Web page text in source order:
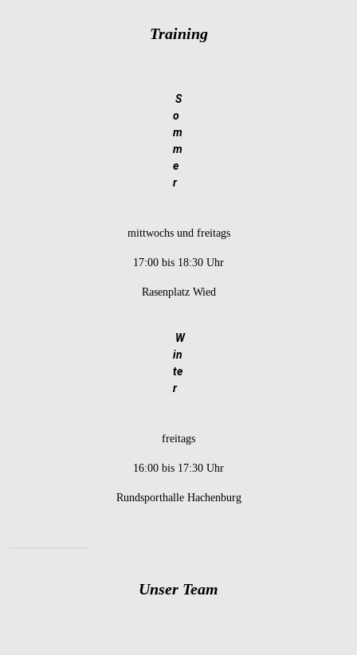
Training
S
o
m
m
e
r
mittwochs und freitags
17:00 bis 18:30 Uhr
Rasenplatz Wied
W
in
te
r
freitags
16:00 bis 17:30 Uhr
Rundsporthalle Hachenburg
Unser Team